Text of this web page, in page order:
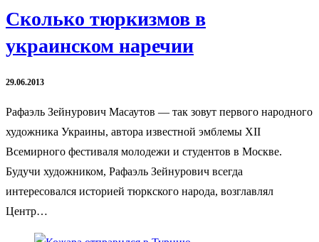
Сколько тюркизмов в
украинском наречии
29.06.2013
Рафаэль Зейнурович Масаутов — так зовут первого народного
художника Украины, автора известной эмблемы XII
Всемирного фестиваля молодежи и студентов в Моcкве.
Будучи художником, Рафаэль Зейнурович всегда
интересовался историей тюркского народа, возглавлял
Центр…